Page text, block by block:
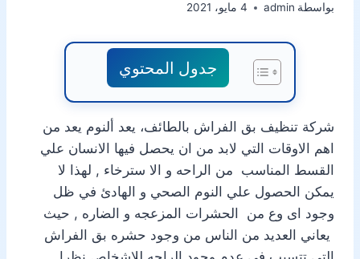
بواسطة admin 4 مايو، 2021
جدول المحتوي
شركة تنظيف بق الفراش بالطائف، يعد ألنوم يعد من
اهم الاوقات التي لابد من ان يحصل فيها الانسان علي
القسط المناسب من الراحه و الا سترخاء , لهذا لا
يمكن الحصول علي النوم الصحي و الهادئ في ظل
وجود اى وع من الحشرات المزعجه و الضاره , حيث
يعاني العديد من الناس من وجود حشره بق الفراش